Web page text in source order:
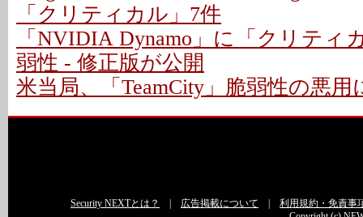
「クリティカル」7件
「NVIDIA Dynamo」に「クリティ
弱性 - 修正版が公開
米当局、「TeamCity」脆弱性の悪用
Security NEXTとは？ 広告掲載について
利用規約・免責事